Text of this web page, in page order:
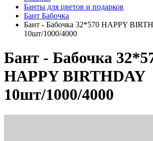
Банты для цветов и подарков
Бант Бабочка
Бант - Бабочка 32*570 HAPPY
10шт/1000/4000
Бант - Бабочка
HAPPY BIRTHDAY
10шт/1000/4000